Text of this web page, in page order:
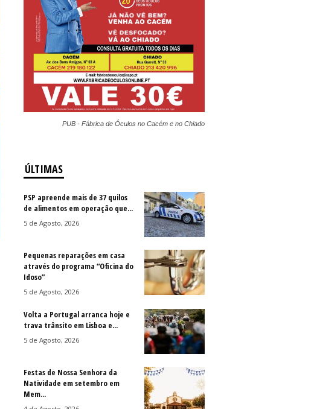
PUB - Fábrica de Óculos no Cacém e no Chiado
ÚLTIMAS
PSP apreende mais de 37 quilos
de alimentos em operação que...
5 de Agosto, 2026
Pequenas reparações em casa
através do programa “Oficina do
Idoso”
5 de Agosto, 2026
Volta a Portugal arranca hoje e
trava trânsito em Lisboa e...
5 de Agosto, 2026
Festas de Nossa Senhora da
Natividade em setembro em
Mem...